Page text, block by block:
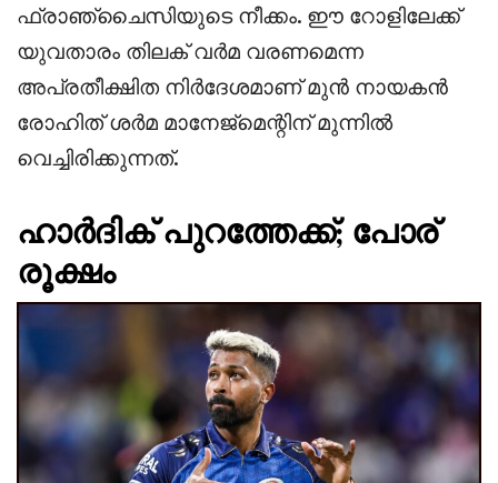
ഫ്രാഞ്ചൈസിയുടെ നീക്കം. ഈ റോളിലേക്ക്
യുവതാരം തിലക് വർമ വരണമെന്ന
അപ്രതീക്ഷിത നിർദേശമാണ് മുൻ നായകൻ
രോഹിത് ശർമ മാനേജ്‌മെന്റിന് മുന്നിൽ
വെച്ചിരിക്കുന്നത്.
ഹാർദിക് പുറത്തേക്ക്; പോര്
രൂക്ഷം